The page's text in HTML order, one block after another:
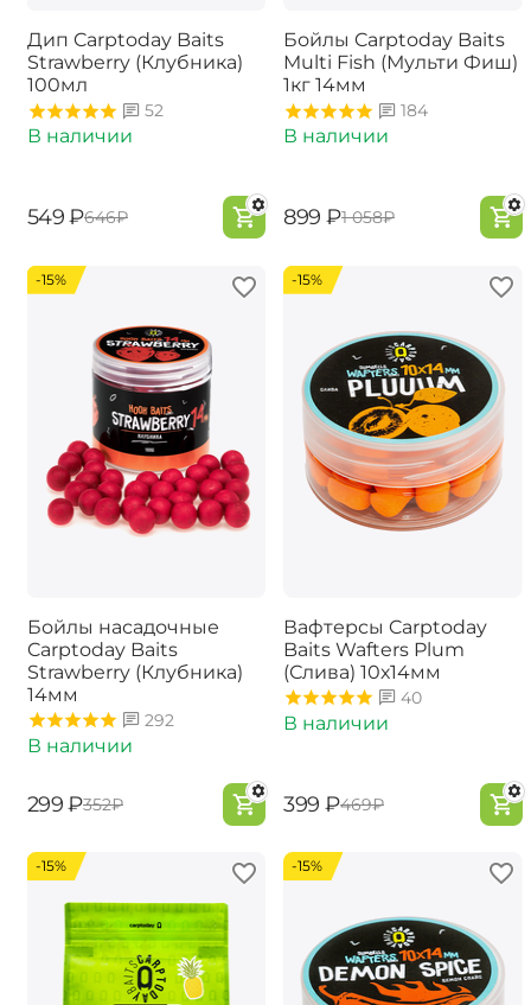
Дип Carptoday Baits
Strawberry (Клубника)
100мл
52
В наличии
‍549‍ ₽‍646‍₽
Бойлы Carptoday Baits
Multi Fish (Мульти Фиш)
1кг 14мм
184
В наличии
‍899‍ ₽‍1 058‍₽
-15%
Бойлы насадочные
Carptoday Baits
Strawberry (Клубника)
14мм
292
В наличии
‍299‍ ₽‍352‍₽
-15%
Вафтерсы Carptoday
Baits Wafters Plum
(Слива) 10х14мм
40
В наличии
‍399‍ ₽‍469‍₽
-15% -15%